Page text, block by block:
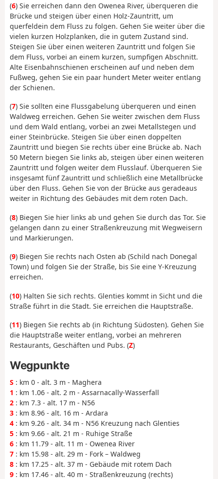
(6) Sie erreichen dann den Owenea River, überqueren die
Brücke und steigen über einen Holz-Zauntritt, um
querfeldein dem Fluss zu folgen. Gehen Sie weiter über die
vielen kurzen Holzplanken, die in gutem Zustand sind.
Steigen Sie über einen weiteren Zauntritt und folgen Sie
dem Fluss, vorbei an einem kurzen, sumpfigen Abschnitt.
Alte Eisenbahnschienen erscheinen auf und neben dem
Fußweg, gehen Sie ein paar hundert Meter weiter entlang
der Schienen.
(7) Sie sollten eine Flussgabelung überqueren und einen
Waldweg erreichen. Gehen Sie weiter zwischen dem Fluss
und dem Wald entlang, vorbei an zwei Metallstegen und
einer Steinbrücke. Steigen Sie über einen doppelten
Zauntritt und biegen Sie rechts über eine Brücke ab. Nach
50 Metern biegen Sie links ab, steigen über einen weiteren
Zauntritt und folgen weiter dem Flusslauf. Überqueren Sie
insgesamt fünf Zauntritt und schließlich eine Metallbrücke
über den Fluss. Gehen Sie von der Brücke aus geradeaus
weiter in Richtung des Gebäudes mit dem roten Dach.
(8) Biegen Sie hier links ab und gehen Sie durch das Tor. Sie
gelangen dann zu einer Straßenkreuzung mit Wegweisern
und Markierungen.
(9) Biegen Sie rechts nach Osten ab (Schild nach Donegal
Town) und folgen Sie der Straße, bis Sie eine Y-Kreuzung
erreichen.
(10) Halten Sie sich rechts. Glenties kommt in Sicht und die
Straße führt in die Stadt. Sie erreichen die Hauptstraße.
(11) Biegen Sie rechts ab (in Richtung Südosten). Gehen Sie
die Hauptstraße weiter entlang, vorbei an mehreren
Restaurants, Geschäften und Pubs. (Z)
Wegpunkte
S : km 0 - alt. 3 m - Maghera
1 : km 1.06 - alt. 2 m - Assarnacally-Wasserfall
2 : km 7.3 - alt. 17 m - N56
3 : km 8.96 - alt. 16 m - Ardara
4 : km 9.26 - alt. 34 m - N56 Kreuzung nach Glenties
5 : km 9.66 - alt. 21 m - Ruhige Straße
6 : km 11.79 - alt. 11 m - Owenea River
7 : km 15.98 - alt. 29 m - Fork – Waldweg
8 : km 17.25 - alt. 37 m - Gebäude mit rotem Dach
9 : km 17.46 - alt. 40 m - Straßenkreuzung (rechts)